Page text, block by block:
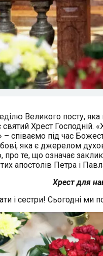
Великого посту,
Хрест Господній.
співаємо під час
яка є джерелом
те, що означає заклик
апостолів Петра і
Хрест для
і сестри! Сьогодні